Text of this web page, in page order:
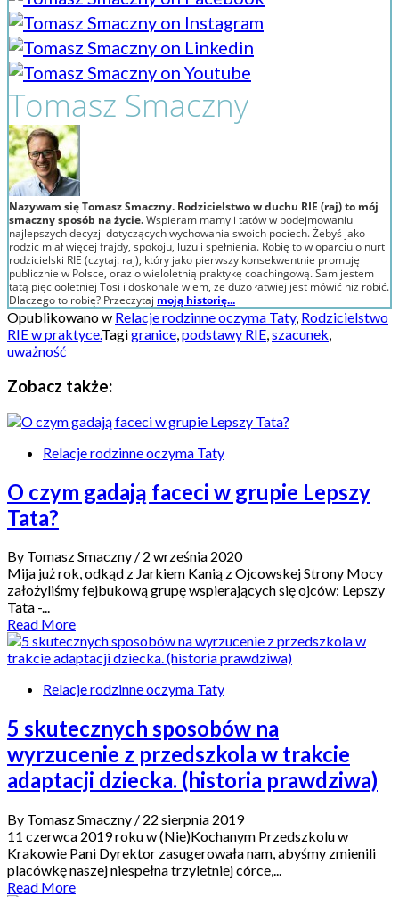
Tomasz Smaczny
Nazywam się Tomasz Smaczny. Rodzicielstwo w duchu RIE (raj) to mój
smaczny sposób na życie.Wspieram mamy i tatów w podejmowaniu
najlepszych decyzji dotyczących wychowania swoich pociech. Żebyś jako
rodzic miał więcej frajdy, spokoju, luzu i spełnienia. Robię to w oparciu o nurt
rodzicielski RIE (czytaj: raj), który jako pierwszy konsekwentnie promuję
publicznie w Polsce, oraz o wieloletnią praktykę coachingową. Sam jestem
tatą pięciooletniej Tosi i doskonale wiem, że dużo łatwiej jest mówić niż robić.
Dlaczego to robię? Przeczytaj moją historię...
Opublikowano w Relacje rodzinne oczyma Taty, Rodzicielstwo
RIE w praktyce.Tagigranice,podstawy RIE,szacunek,
uważność
Zobacz także:
Relacje rodzinne oczyma Taty
O czym gadają faceci w grupie Lepszy
Tata?
By Tomasz Smaczny / 2 września 2020
Mija już rok, odkąd z Jarkiem Kanią z Ojcowskej Strony Mocy
założyliśmy fejbukową grupę wspierających się ojców: Lepszy
Tata -...
Read More
Relacje rodzinne oczyma Taty
5 skutecznych sposobów na
wyrzucenie z przedszkola w trakcie
adaptacji dziecka. (historia prawdziwa)
By Tomasz Smaczny / 22 sierpnia 2019
11 czerwca 2019 roku w (Nie)Kochanym Przedszkolu w
Krakowie Pani Dyrektor zasugerowała nam, abyśmy zmienili
placówkę naszej niespełna trzyletniej córce,...
Read More